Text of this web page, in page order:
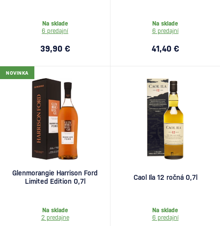
Na sklade
6 predajní
39,90 €
Na sklade
6 predajní
41,40 €
NOVINKA
Glenmorangie Harrison Ford
Limited Edition 0,7l
Na sklade
2 predajne
Caol Ila 12 ročná 0,7l
Na sklade
6 predajní